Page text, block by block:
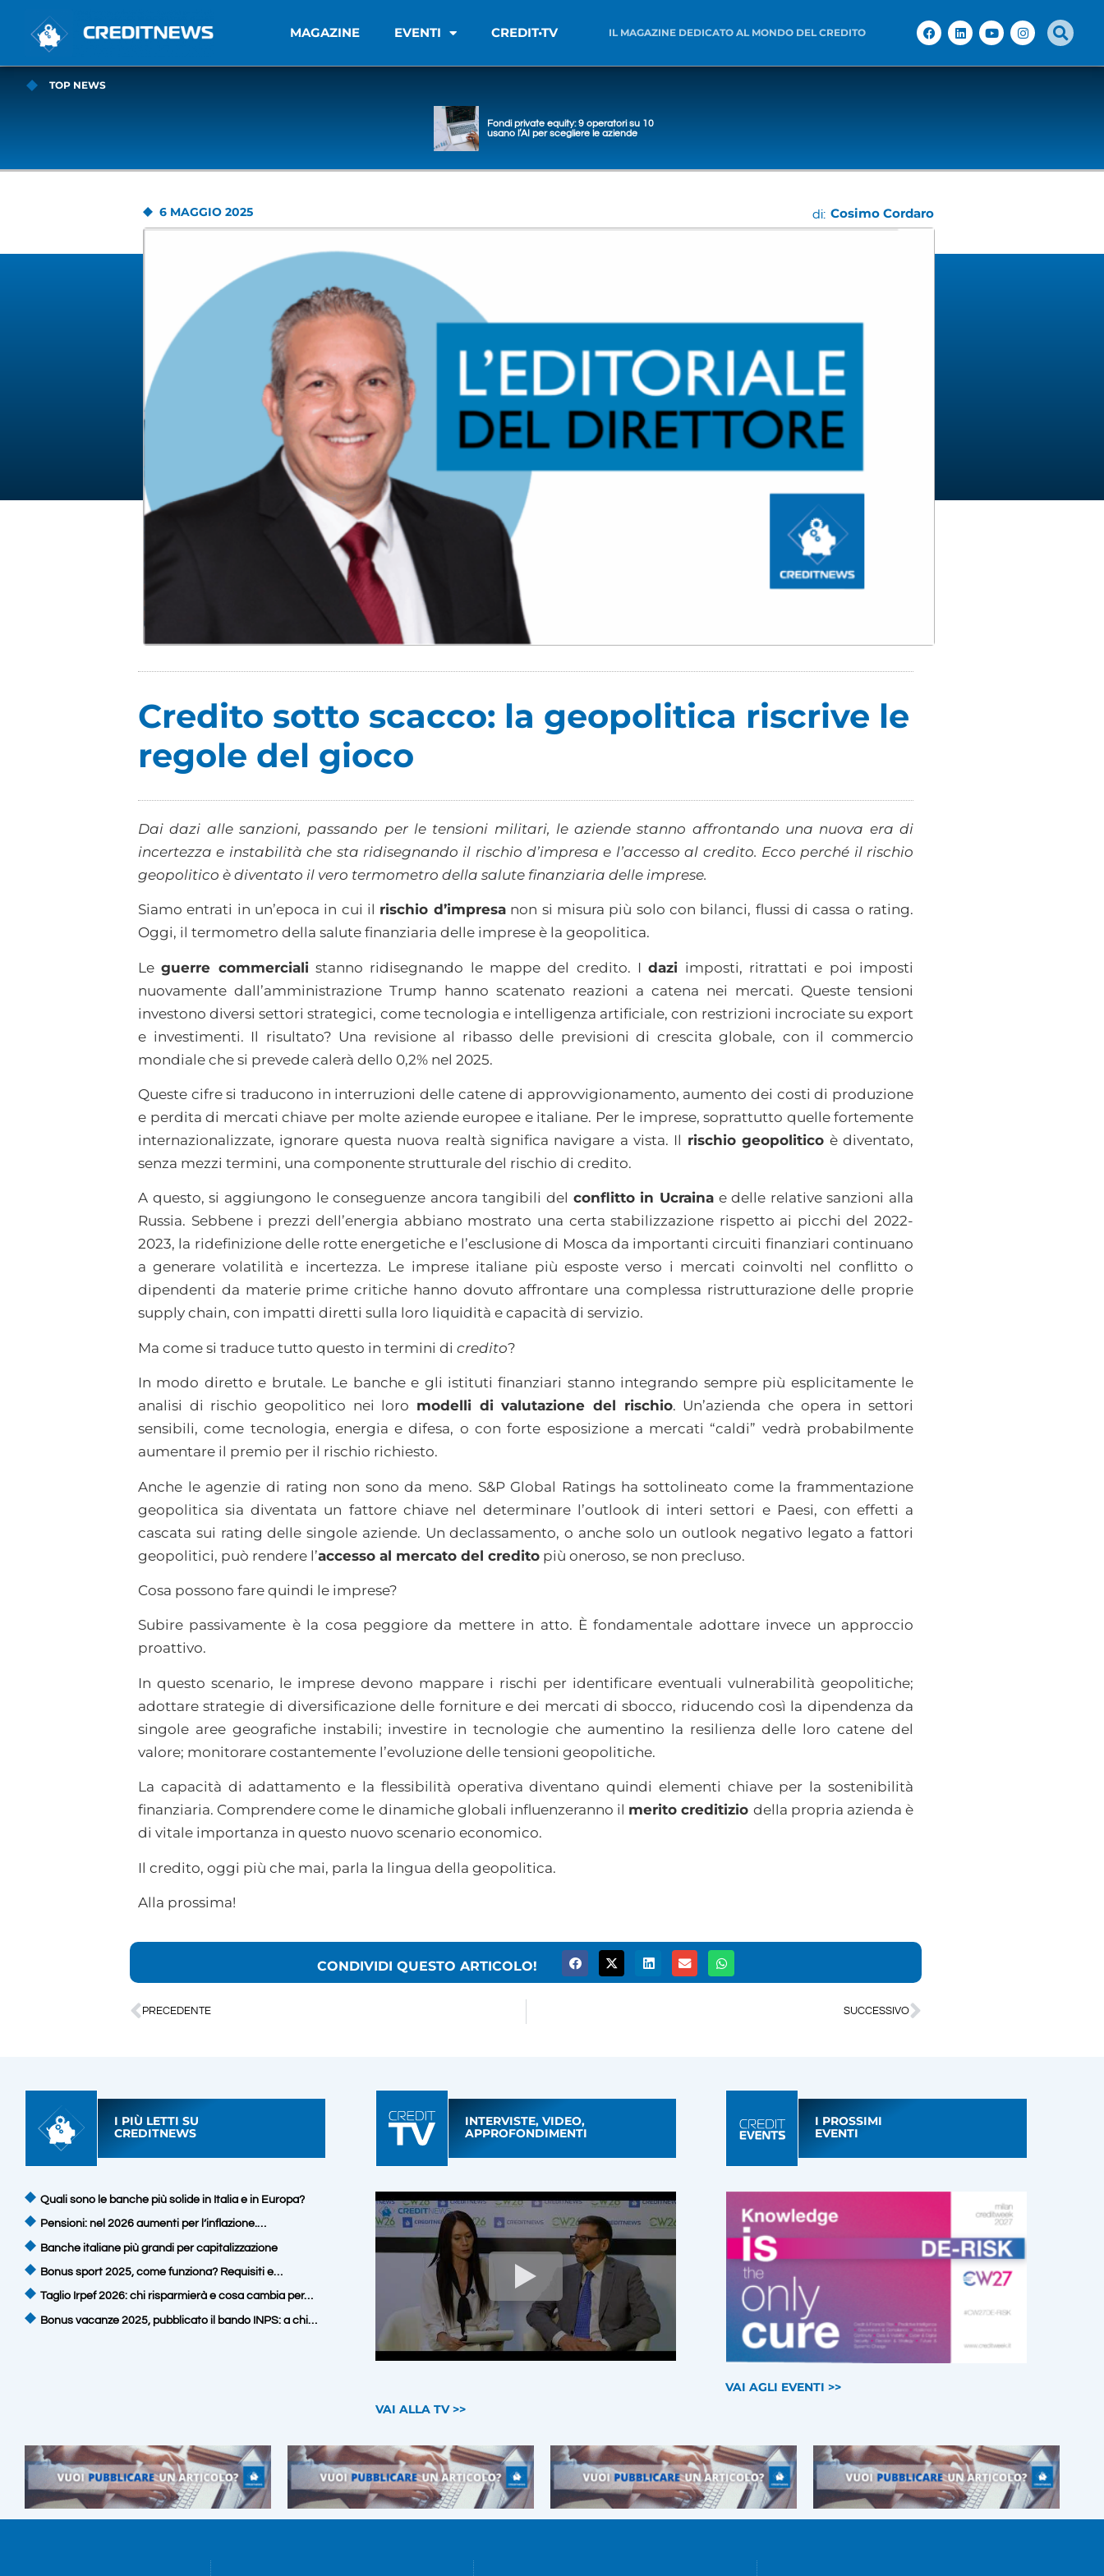
MAGAZINE EVENTI CREDIT•TV IL MAGAZINE DEDICATO AL MONDO DEL CREDITO
TOP NEWS
Fondi private equity: 9 operatori su 10
usano l’AI per scegliere le aziende
6 MAGGIO 2025 di:Cosimo Cordaro
Credito sotto scacco: la geopolitica riscrive le
regole del gioco
Dai dazi alle sanzioni, passando per le tensioni militari, le aziende stanno affrontando una nuova era di
incertezza e instabilità che sta ridisegnando il rischio d’impresa e l’accesso al credito. Ecco perché il rischio
geopolitico è diventato il vero termometro della salute finanziaria delle imprese.
Siamo entrati in un’epoca in cui il rischio d’impresanon si misura più solo con bilanci, flussi di cassa o rating.
Oggi, il termometro della salute finanziaria delle imprese è la geopolitica.
Leguerre commerciali stanno ridisegnando le mappe del credito. Idazi imposti, ritrattati e poi imposti
nuovamente dall’amministrazione Trump hanno scatenato reazioni a catena nei mercati. Queste tensioni
investono diversi settori strategici, come tecnologia e intelligenza artificiale, con restrizioni incrociate su export
e investimenti. Il risultato? Una revisione al ribasso delle previsioni di crescita globale, con il commercio
mondiale che si prevede calerà dello 0,2% nel 2025.
Queste cifre si traducono in interruzioni delle catene di approvvigionamento, aumento dei costi di produzione
e perdita di mercati chiave per molte aziende europee e italiane. Per le imprese, soprattutto quelle fortemente
internazionalizzate, ignorare questa nuova realtà significa navigare a vista. Il rischio geopolitico è diventato,
senza mezzi termini, una componente strutturale del rischio di credito.
A questo, si aggiungono le conseguenze ancora tangibili del conflitto in Ucrainae delle relative sanzioni alla
Russia. Sebbene i prezzi dell’energia abbiano mostrato una certa stabilizzazione rispetto ai picchi del 2022-
2023, la ridefinizione delle rotte energetiche e l’esclusione di Mosca da importanti circuiti finanziari continuano
a generare volatilità e incertezza. Le imprese italiane più esposte verso i mercati coinvolti nel conflitto o
dipendenti da materie prime critiche hanno dovuto affrontare una complessa ristrutturazione delle proprie
supply chain, con impatti diretti sulla loro liquidità e capacità di servizio.
Ma come si traduce tutto questo in termini di credito?
In modo diretto e brutale. Le banche e gli istituti finanziari stanno integrando sempre più esplicitamente le
analisi di rischio geopolitico nei loro modelli di valutazione del rischio. Un’azienda che opera in settori
sensibili, come tecnologia, energia e difesa, o con forte esposizione a mercati “caldi” vedrà probabilmente
aumentare il premio per il rischio richiesto.
Anche le agenzie di rating non sono da meno. S&P Global Ratings ha sottolineato come la frammentazione
geopolitica sia diventata un fattore chiave nel determinare l’outlook di interi settori e Paesi, con effetti a
cascata sui rating delle singole aziende. Un declassamento, o anche solo un outlook negativo legato a fattori
geopolitici, può rendere l’accesso al mercato del credito più oneroso, se non precluso.
Cosa possono fare quindi le imprese?
Subire passivamente è la cosa peggiore da mettere in atto. È fondamentale adottare invece un approccio
proattivo.
In questo scenario, le imprese devono mappare i rischi per identificare eventuali vulnerabilità geopolitiche;
adottare strategie di diversificazione delle forniture e dei mercati di sbocco, riducendo così la dipendenza da
singole aree geografiche instabili; investire in tecnologie che aumentino la resilienza delle loro catene del
valore; monitorare costantemente l’evoluzione delle tensioni geopolitiche.
La capacità di adattamento e la flessibilità operativa diventano quindi elementi chiave per la sostenibilità
finanziaria. Comprendere come le dinamiche globali influenzeranno il merito creditizio della propria azienda è
di vitale importanza in questo nuovo scenario economico.
Il credito, oggi più che mai, parla la lingua della geopolitica.
Alla prossima!
CONDIVIDI QUESTO ARTICOLO!
PRECEDENTE SUCCESSIVO
I PIÙ LETTI SU
CREDITNEWS
Quali sono le banche più solide in Italia e in Europa?
Pensioni: nel 2026 aumenti per l’inflazione.…
Banche italiane più grandi per capitalizzazione
Bonus sport 2025, come funziona? Requisiti e…
Taglio Irpef 2026: chi risparmierà e cosa cambia per…
Bonus vacanze 2025, pubblicato il bando INPS: a chi…
INTERVISTE, VIDEO,
APPROFONDIMENTI
VAI ALLA TV >>
I PROSSIMI
EVENTI
VAI AGLI EVENTI >>